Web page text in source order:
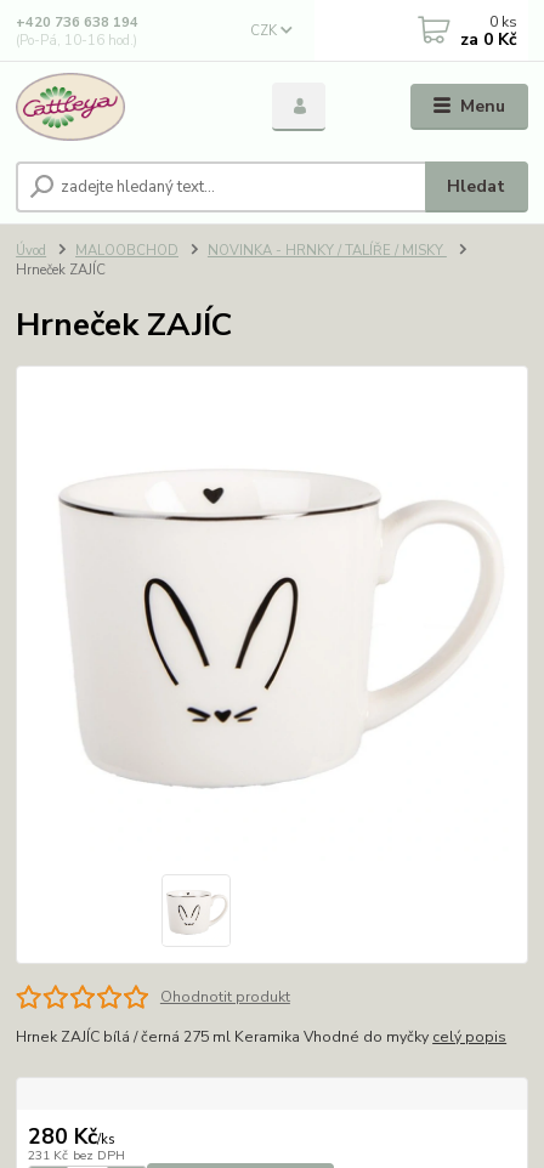
Menu
CZK
Hledat
+420 736 638 194
(Po-Pá, 10-16 hod.)
0 ks
za 0 Kč
Úvod MALOOBCHOD
NOVINKA - HRNKY / TALÍŘE / MISKY
Hrneček ZAJÍC
Hrneček ZAJÍC
Ohodnotit produkt
Hrnek ZAJÍC bílá / černá 275 ml Keramika Vhodné do myčky celý popis
280 Kč/ks
231 Kč bez DPH